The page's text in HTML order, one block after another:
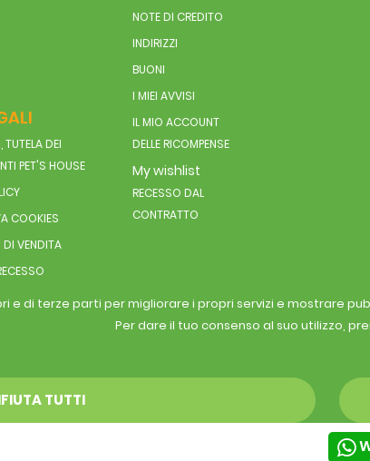
TUTELA DEI
PET'S HOUSE
COOKIES
VENDITA
NOTE DI CREDITO
INDIRIZZI
BUONI
I MIEI AVVISI
IL MIO ACCOUNT
DELLE RICOMPENSE
My wishlist
RECESSO DAL
CONTRATTO
e di terze parti per migliorare i propri servizi e mostrare
Per dare il tuo consenso al suo utilizzo,
TUTTI